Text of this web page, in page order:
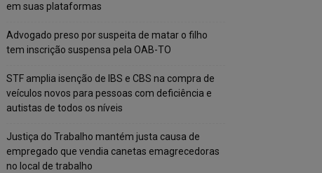
em suas plataformas
Advogado preso por suspeita de matar o filho
tem inscrição suspensa pela OAB-TO
STF amplia isenção de IBS e CBS na compra de
veículos novos para pessoas com deficiência e
autistas de todos os níveis
Justiça do Trabalho mantém justa causa de
empregado que vendia canetas emagrecedoras
no local de trabalho